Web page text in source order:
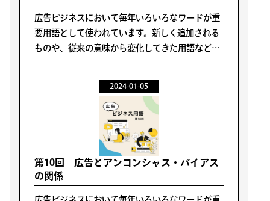
広告ビジネスにおいて毎年いろいろなワードが重
要用語として使われています。新しく追加される
ものや、従来の意味から変化してきた用語なども
も含めて読者の皆さんにお伝えします。
2024-01-05
第10回 広告とアンコンシャス・バイアス
の関係